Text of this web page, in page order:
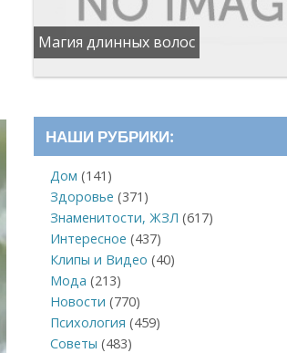
Магия длинных волос
НАШИ РУБРИКИ:
Дом (141)
Здоровье (371)
Знаменитости, ЖЗЛ (617)
Интересное (437)
Клипы и Видео (40)
Мода (213)
Новости (770)
Психология (459)
Советы (483)